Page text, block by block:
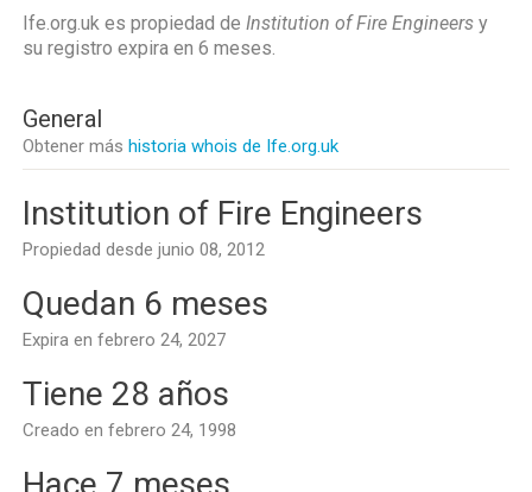
Ife.org.uk es propiedad de Institution of Fire Engineers y
su registro expira en 6 meses.
General
Obtener más historia whois de Ife.org.uk
Institution of Fire Engineers
Propiedad desde junio 08, 2012
Quedan 6 meses
Expira en febrero 24, 2027
Tiene 28 años
Creado en febrero 24, 1998